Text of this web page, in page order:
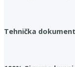
Tehnička